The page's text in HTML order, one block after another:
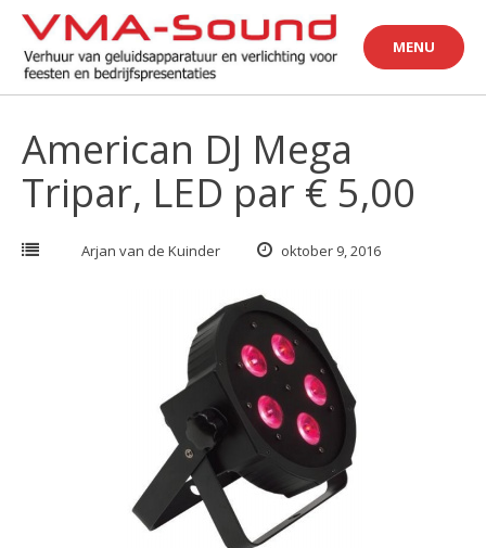
Skip
content
MENU
American DJ Mega
Tripar, LED par € 5,00
Arjan van de Kuinder oktober 9, 2016